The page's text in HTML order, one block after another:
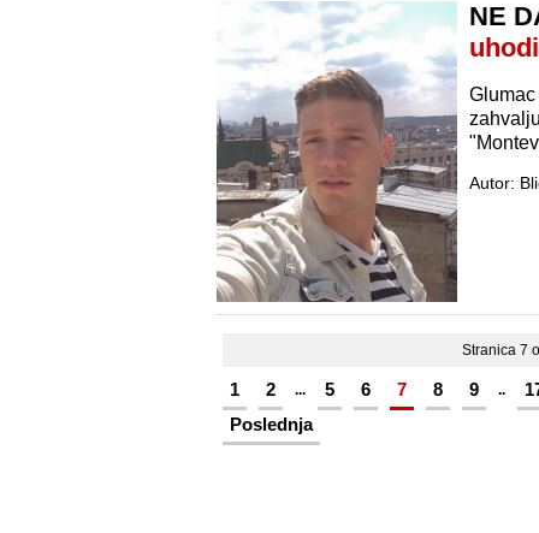
NE
Autor:
Stranica 7
1 2 ... 5 6 7 8 9 ..
Poslednja